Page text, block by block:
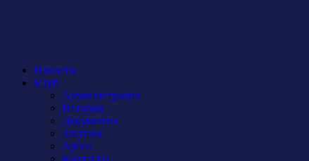
Новости
Клуб
Администрация
История
Документы
Закупки
Арена
Контакты